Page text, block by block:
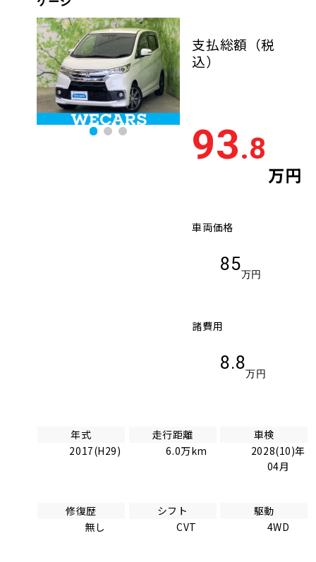
企業情報 採用情報
0120-733-500
年式 新しい順
走行距
離
少ない順
排気量 大きい順
少な
支払総額 （税
込）
93.8
万円
車両価格
85
万円
諸費用
8.8
万円
年式
2017(H29)
走行距離
6.0万km
車検
2028(10)年
04月
修復歴
無し
シフト
CVT
駆動
4WD